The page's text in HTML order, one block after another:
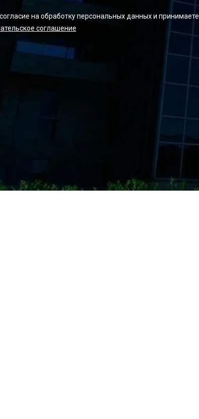
на обработку персональных данных и принимаете
соглашение